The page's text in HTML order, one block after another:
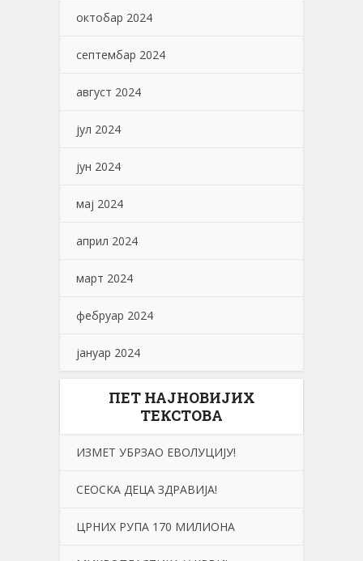
октобар 2024
септембар 2024
август 2024
јул 2024
јун 2024
мај 2024
април 2024
март 2024
фебруар 2024
јануар 2024
ПЕТ НАЈНОВИЈИХ
ТЕКСТОВА
ИЗМЕТ УБРЗАО ЕВОЛУЦИЈУ!
СЕОСKА ДЕЦА ЗДРАВИЈА!
ЦРНИХ РУПА 170 МИЛИОНА